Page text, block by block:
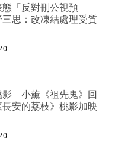
「反對刪公視預
思：改凍結處理受質
影 小薰《祖先鬼》回
安的荔枝》桃影加映